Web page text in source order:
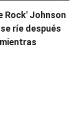
Rock' Johnson
ríe después